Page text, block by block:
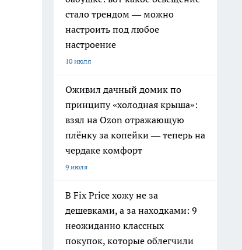
стало трендом — можно
настроить под любое
настроение
10 июля
Оживил дачный домик по
принципу «холодная крыша»:
взял на Ozon отражающую
плёнку за копейки — теперь на
чердаке комфорт
9 июля
В Fix Price хожу не за
дешевками, а за находками: 9
неожиданно классных
покупок, которые облегчили